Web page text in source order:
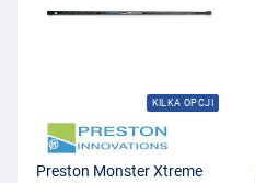
KILKA OPCJI
Preston Monster Xtreme